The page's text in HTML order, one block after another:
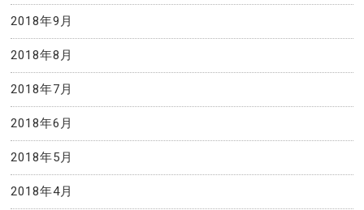
2018年9月
2018年8月
2018年7月
2018年6月
2018年5月
2018年4月